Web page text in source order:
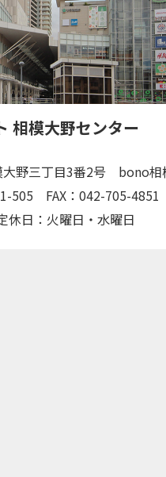
相模大野センター
大野三丁目3番2号 bono相
505
FAX：042-705-4851
休日：火曜日・水曜日